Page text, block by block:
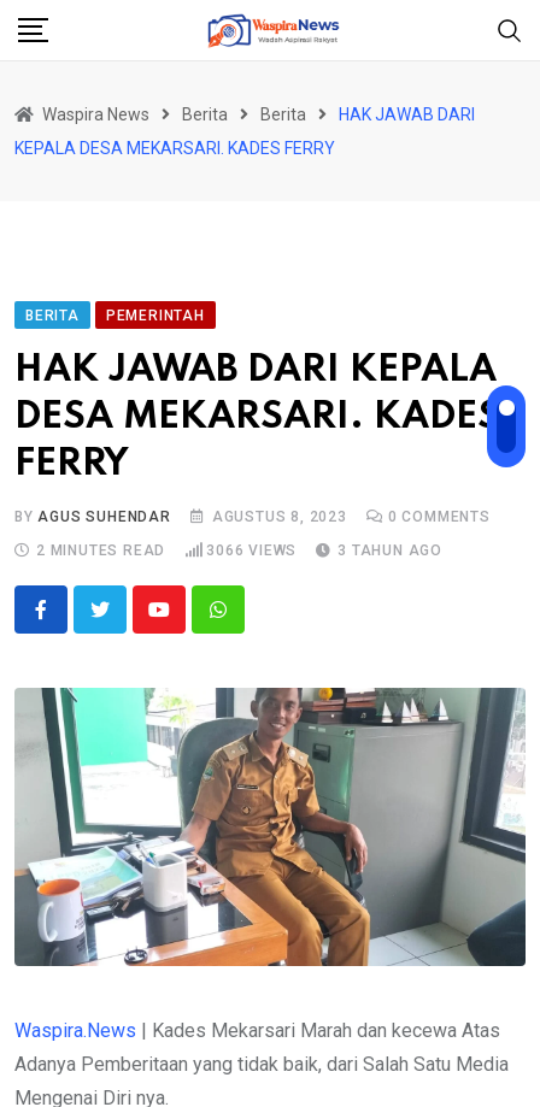
Skip
Waspira News Berita Berita
HAK JAWAB DARI
KEPALA DESA MEKARSARI. KADES FERRY
BERITA PEMERINTAH
HAK JAWAB DARI KEPALA
DESA MEKARSARI. KADES
FERRY
BYAGUS SUHENDAR AGUSTUS 8, 2023 0 COMMENTS
2 MINUTES READ
3066 VIEWS 3 TAHUN AGO
YoutubeWhatsapp
Waspira.News | Kades Mekarsari Marah dan kecewa Atas
Adanya Pemberitaan yang tidak baik, dari Salah Satu Media
Mengenai Diri nya.